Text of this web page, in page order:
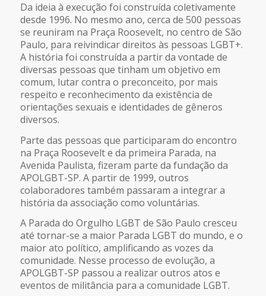
Da ideia à execução foi construída coletivamente
desde 1996. No mesmo ano, cerca de 500 pessoas
se reuniram na Praça Roosevelt, no centro de São
Paulo, para reivindicar direitos às pessoas LGBT+.
A história foi construída a partir da vontade de
diversas pessoas que tinham um objetivo em
comum, lutar contra o preconceito, por mais
respeito e reconhecimento da existência de
orientações sexuais e identidades de gêneros
diversos.
Parte das pessoas que participaram do encontro
na Praça Roosevelt e da primeira Parada, na
Avenida Paulista, fizeram parte da fundação da
APOLGBT-SP. A partir de 1999, outros
colaboradores também passaram a integrar a
história da associação como voluntárias.
A Parada do Orgulho LGBT de São Paulo cresceu
até tornar-se a maior Parada LGBT do mundo, e o
maior ato político, amplificando as vozes da
comunidade. Nesse processo de evolução, a
APOLGBT-SP passou a realizar outros atos e
eventos de militância para a comunidade LGBT.